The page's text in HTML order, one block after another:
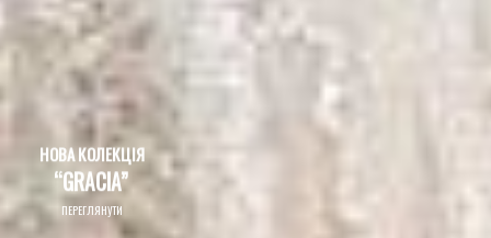
НОВА КОЛЕКЦІЯ
“GRACIA”
ПЕРЕГЛЯНУТИ